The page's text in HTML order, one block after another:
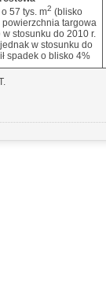
57 tys. m2 (blisko
powierzchnia targowa
w stosunku do 2010 r.
w stosunku do
spadek o blisko 4%